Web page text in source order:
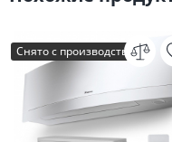
Снято с производства